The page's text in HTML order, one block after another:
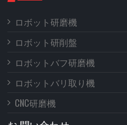
ロボット研磨機
ロボット研削盤
ロボットバフ研磨機
ロボットバリ取り機
CNC研磨機